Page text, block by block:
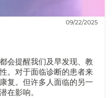
09/22/2025
会提醒我们及早发现、教
。对于面临诊断的患者来
复。但许多人面临的另一
在影响。